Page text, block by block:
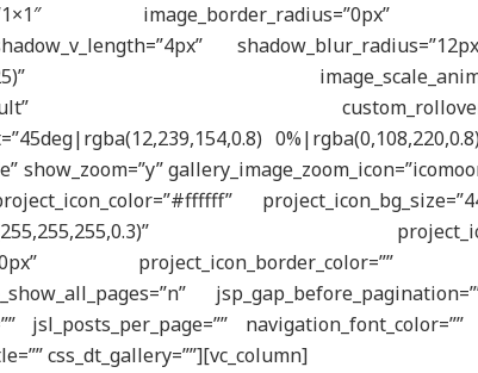
image_border_radius=”0px”
show_zoom=”y”
project_icon_border_color=””
jsl_posts_per_page=”” navigation_font_color=””
css_dt_gallery=””][vc_column]